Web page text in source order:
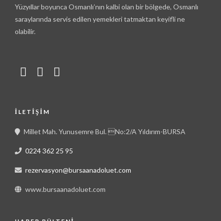
Yüzyıllar boyunca Osmanlı’nın kalbi olan bir bölgede, Osmanlı
saraylarında servis edilen yemekleri tatmaktan keyifli ne
olabilir.
İLETIŞIM
Millet Mah. Yunusemre Bul. No:2/A Yıldırım-BURSA
0224 362 25 95
rezervasyon@bursaanadoluet.com
www.bursaanadoluet.com